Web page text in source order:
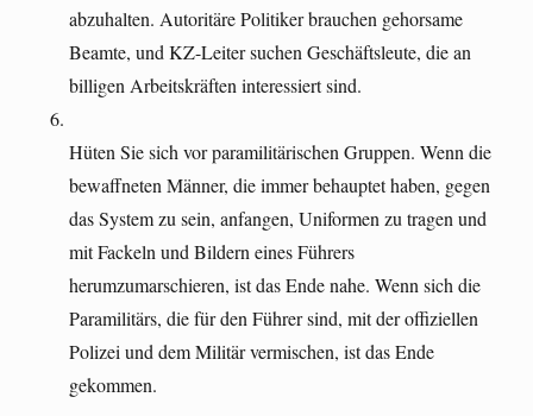
abzuhalten. Autoritäre Politiker brauchen gehorsame
Beamte, und KZ-Leiter suchen Geschäftsleute, die an
billigen Arbeitskräften interessiert sind.
Hüten Sie sich vor paramilitärischen Gruppen. Wenn die
bewaffneten Männer, die immer behauptet haben, gegen
das System zu sein, anfangen, Uniformen zu tragen und
mit Fackeln und Bildern eines Führers
herumzumarschieren, ist das Ende nahe. Wenn sich die
Paramilitärs, die für den Führer sind, mit der offiziellen
Polizei und dem Militär vermischen, ist das Ende
gekommen.